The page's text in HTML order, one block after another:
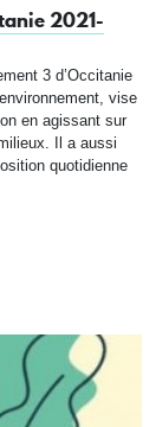
2021-
3 d’Occitanie
vise
en agissant sur
Il a aussi
quotidienne